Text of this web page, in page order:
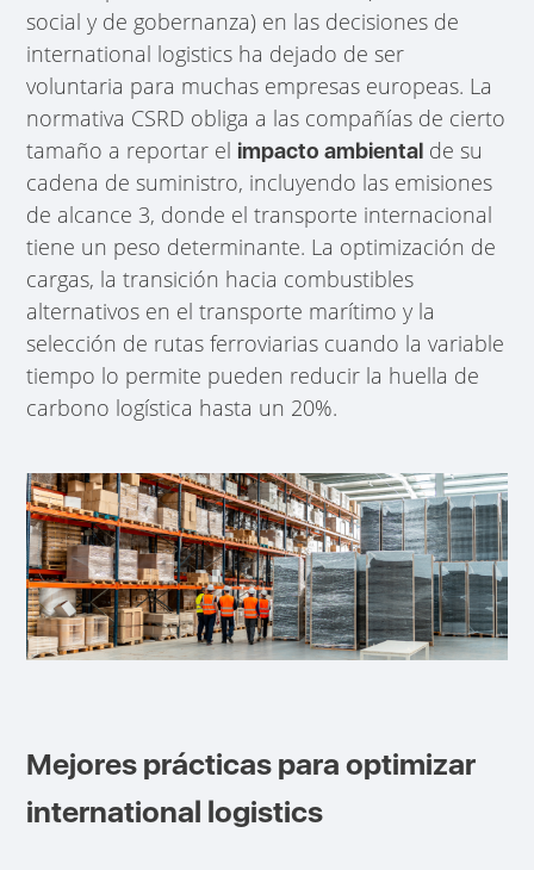
social y de gobernanza) en las decisiones de
international logistics ha dejado de ser
voluntaria para muchas empresas europeas. La
normativa CSRD obliga a las compañías de cierto
tamaño a reportar el impacto ambiental de su
cadena de suministro, incluyendo las emisiones
de alcance 3, donde el transporte internacional
tiene un peso determinante. La optimización de
cargas, la transición hacia combustibles
alternativos en el transporte marítimo y la
selección de rutas ferroviarias cuando la variable
tiempo lo permite pueden reducir la huella de
carbono logística hasta un 20%.
Mejores prácticas para optimizar
international logistics